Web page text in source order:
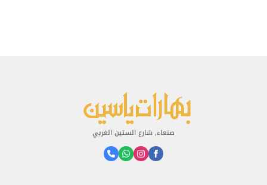
صنعاء, شارع الستين الغربي